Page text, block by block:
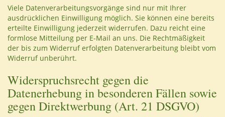
Viele Datenverarbeitungsvorgänge sind nur mit Ihrer
ausdrücklichen Einwilligung möglich. Sie können eine bereits
erteilte Einwilligung jederzeit widerrufen. Dazu reicht eine
formlose Mitteilung per E-Mail an uns. Die Rechtmäßigkeit
der bis zum Widerruf erfolgten Datenverarbeitung bleibt vom
Widerruf unberührt.
Widerspruchsrecht gegen die
Datenerhebung in besonderen Fällen sowie
gegen Direktwerbung (Art. 21 DSGVO)